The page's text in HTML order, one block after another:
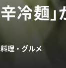
辛冷麺」
料理・グルメ